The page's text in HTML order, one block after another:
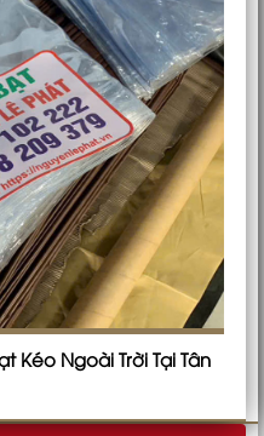
Kéo Ngoài Trời Tại Tân